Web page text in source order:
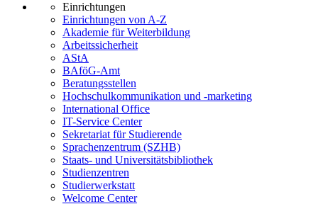
Einrichtungen
Einrichtungen von A-Z
Akademie für Weiterbildung
Arbeitssicherheit
AStA
BAföG-Amt
Beratungsstellen
Hochschulkommunikation und -marketing
International Office
IT-Service Center
Sekretariat für Studierende
Sprachenzentrum (SZHB)
Staats- und Universitätsbibliothek
Studienzentren
Studierwerkstatt
Welcome Center